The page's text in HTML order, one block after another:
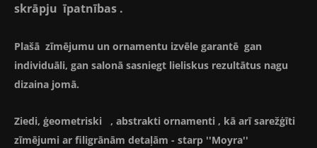
skrāpju īpatnības .
Plašā zīmējumu un ornamentu izvēle garantē gan
individuāli, gan salonā sasniegt lieliskus rezultātus nagu
dizaina jomā.
Ziedi, ģeometriski , abstrakti ornamenti , kā arī sarežģīti
zīmējumi ar filigrānām detaļām - starp ''Moyra''